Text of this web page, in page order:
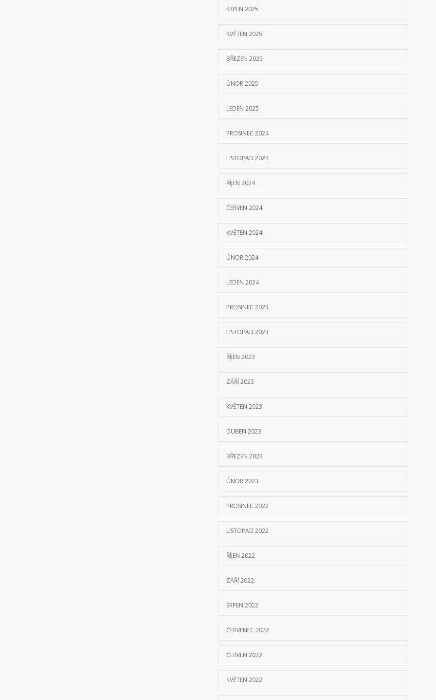
SRPEN 2025
KVĚTEN 2025
BŘEZEN 2025
ÚNOR 2025
LEDEN 2025
PROSINEC 2024
LISTOPAD 2024
ŘÍJEN 2024
ČERVEN 2024
KVĚTEN 2024
ÚNOR 2024
LEDEN 2024
PROSINEC 2023
LISTOPAD 2023
ŘÍJEN 2023
ZÁŘÍ 2023
KVĚTEN 2023
DUBEN 2023
BŘEZEN 2023
ÚNOR 2023
PROSINEC 2022
LISTOPAD 2022
ŘÍJEN 2022
ZÁŘÍ 2022
SRPEN 2022
ČERVENEC 2022
ČERVEN 2022
KVĚTEN 2022